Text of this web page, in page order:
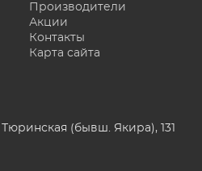
Производители
Акции
Контакты
Карта сайта
(бывш. Якира), 131